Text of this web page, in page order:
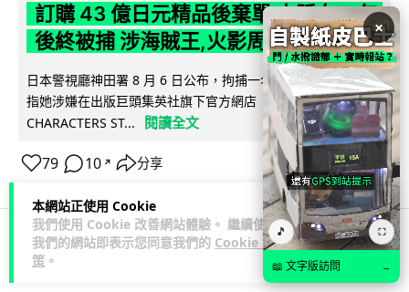
本網站正使用 Cookie
我們使用 Cookie 改善網站體驗。 繼續使用
我們的網站即表示您同意我們的 Cookie 政
策 。
訂購 43 億日元精品後棄單 大阪女 2 年
後終被捕 涉海賊王,火影周邊產品
日本警視廳神田署 8 月 6 日公布，拘捕一名 32 歲大阪女子，
指她涉嫌在出版巨頭集英社旗下官方網店「JUMP
CHARACTERS ST...
閱讀全文
79 10 ↗ 分享
商業科技
×
🎵 ⛶
📖 文字版訪問 →